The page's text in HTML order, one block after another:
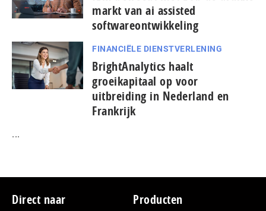
markt van ai assisted
softwareontwikkeling
FINANCIËLE DIENSTVERLENING
BrightAnalytics haalt
groeikapitaal op voor
uitbreiding in Nederland en
Frankrijk
...
Footer
Direct naar Producten